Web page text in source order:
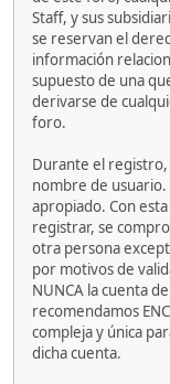
Staff, y sus
se reservan el
información
supuesto de una
derivarse de
foro.
Durante el registro,
nombre de
apropiado. Con
registrar, se
otra persona
por motivos de
NUNCA la cuenta
recomendamos
compleja y única
dicha cuenta.